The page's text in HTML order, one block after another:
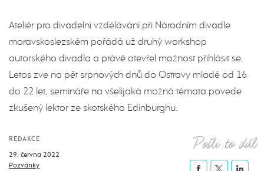
Ateliér pro divadelní vzdělávání při Národním divadle
moravskoslezském pořádá už druhý workshop
autorského divadla a právě otevřel možnost přihlásit se.
Letos zve na pět srpnových dnů do Ostravy mladé od 16
do 22 let, semináře na všelijaká možná témata povede
zkušený lektor ze skotského Edinburghu.
REDAKCE
29. června 2022
Pozvánky
Pošli to dál